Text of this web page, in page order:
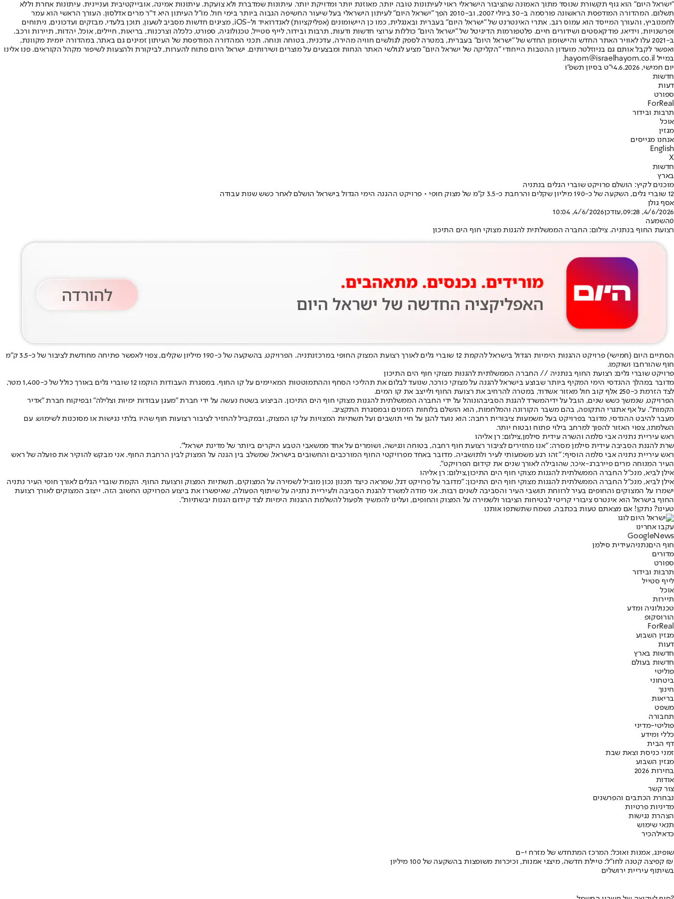
"ישראל היום" הוא גוף תקשורת שנוסד מתוך האמונה שהציבור הישראלי ראוי לעיתונות טובה יותר, מאוזנת יותר ומדויקת יותר. עיתונות שמדברת ולא צועקת. עיתונות אמינה, אובייקטיבית ועניינית. עיתונות אחרת וללא
תשלום. המהדורה המודפסת הראשונה פורסמה ב-30 ביולי 2007, וב-2010 הפך "ישראל היום" לעיתון הישראלי בעל שיעור החשיפה הגבוה ביותר בימי חול. מו"ל העיתון היא ד"ר מרים אדלסון. העורך הראשי הוא עמר
לחמנוביץ, והעורך המייסד הוא עמוס רגב. אתרי האינטרנט של "ישראל היום" בעברית ובאנגלית, כמו כן היישומונים (אפליקציות) לאנדרואיד ול-iOS, מציגים חדשות מסביב לשעון, תוכן בלעדי, מבזקים ועדכונים, ניתוחים
ופרשנויות, וידיאו, פודקאסטים ושידורים חיים. פלטפורמות הדיגיטל של "ישראל היום" כוללות ערוצי חדשות ודעות, תרבות ובידור, לייף סטייל, טכנולוגיה, ספורט, כלכלה וצרכנות, בריאות, חיילים, אוכל, יהדות, תיירות ורכב.
ב-2021 עלו לאוויר האתר החדש והיישומון החדש של "ישראל היום" בעברית, במטרה לספק לגולשים חוויה מהירה, עדכנית, בטוחה ונוחה. תכני המהדורה המודפסת של העיתון זמינים גם באתר, במהדורה יומית מקוונת,
ואפשר לקבל אותם גם בניוזלטר. מועדון ההטבות הייחודי "הקליקה של ישראל היום" מציע לגולשי האתר הנחות ומבצעים על מוצרים ושירותים. ישראל היום פתוח להערות, לביקורת ולהצעות לשיפור מקהל הקוראים. פנו אלינו
במייל hayom@israelhayom.co.il.
יום חמישי, 4.6.2026
י"ט בסיון תשפ"ו
חדשות
דעות
ספורט
ForReal
תרבות ובידור
אוכל
מגזין
אנחנו מגייסים
English
X
חדשות
בארץ
מוכנים לקיץ: הושלם פרויקט שוברי הגלים בנתניה
12 שוברי גלים, השקעה של כ-190 מיליון שקלים והרחבת כ-3.5 ק"מ של מצוק חופי • פרויקט ההגנה הימי הגדול בישראל הושלם לאחר כשש שנות עבודה
אסף גולן
4/6/2026, 09:28
,עודכן4/6/2026, 10:04
0השמעה
רצועת החוף בנתניה. צילום: החברה הממשלתית להגנות מצוקי חוף הים התיכון
הסתיים היום (חמישי) פרויקט ההגנות הימיות הגדול בישראל להקמת 12 שוברי גלים לאורך רצועת המצוק החופי במרכז נתניה
. הפרויקט, בהשקעה של כ-190 מיליון שקלים, צפוי לאפשר פתיחה מחודשת לציבור של כ-3.5 ק"מ
חוף שהורחבו ושוקמו.
פרויקט שוברי גלים: רצועת החוף בנתניה // החברה הממשלתית להגנות מצוקי חוף הים התיכון
מדובר במהלך ההנדסי הימי המקיף ביותר שבוצע בישראל להגנה על מצוקי כורכר, שנועד לבלום את תהליכי הסחף וההתמוטטות המאיימים על קו החוף. במסגרת העבודות הוקמו 12 שוברי גלים באורך כולל של כ-1,400 מטר,
לצד הזרמת כ-250 אלף קוב חול מאזור אשדוד, במטרה להרחיב את רצועת החוף ולייצב את קו המים.
הפרויקט, שנמשך כשש שנים, הובל על ידיהמשרד להגנת הסביבהונוהל על ידי החברה הממשלתית להגנות מצוקי חוף הים התיכון. הביצוע בשטח נעשה על ידי חברת "מעגן עבודות ימיות וצלילה" ובפיקוח חברת "אדיר
הקמות". על אף אתגרי התקופה, בהם משבר הקורונה והמלחמות, הוא הושלם בלוחות הזמנים ובמסגרת התקציב.
מעבר להיבט ההנדסי, מדובר בפרויקט בעל משמעות ציבורית רחבה: הוא נועד להגן על חיי תושבים ועל תשתיות המצויות על קו המצוק, ובמקביל להחזיר לציבור רצועות חוף שהיו בלתי נגישות או מסוכנות לשימוש. עם
השלמתו, צפוי האזור להפוך למרחב בילוי פתוח ובטוח יותר.
ראש עיריית נתניה אבי סלמה והשרה עידית סילמן,צילום: רן אליהו
שרת להגנת הסביבה עידית סילמן מסרה: "אנו מחזירים לציבור רצועת חוף רחבה, בטוחה ונגישה, ושומרים על אחד ממשאבי הטבע היקרים ביותר של מדינת ישראל".
ראש עיריית נתניה אבי סלמה הוסיף: "זהו רגע משמעותי לעיר ולתושביה. מדובר באחד מפרויקטי החוף המורכבים והחשובים בישראל, שמשלב בין הגנה על המצוק לבין הרחבת החוף. אני מבקש להוקיר את פועלה של ראש
העיר המנוחה מרים פיירברג-איכר, שהובילה לאורך שנים את קידום הפרויקט".
אילן לביא, מנכ"ל החברה הממשלתית להגנות מצוקי חוף הים התיכון,צילום: רן אליהו
אילן לביא, מנכ"ל החברה הממשלתית להגנות מצוקי חוף הים התיכון: "מדובר על פרויקט דגל, שמראה כיצד תכנון נכון מוביל לשמירה על המצוקים, תשתיות המצוק ורצועת החוף. הקמת שוברי הגלים לאורך חופי העיר נתניה
ישמרו על המצוקים והחופים בעיר לרווחת תושבי העיר והסביבה לשנים רבות. אני מודה למשרד להגנת הסביבה ולעיריית נתניה על שיתוף הפעולה, שאיפשרו את ביצוע הפרויקט החשוב הזה. ייצוב המצוקים לאורך רצועת
החוף בישראל הוא אינטרס ציבורי קריטי לבטיחות הציבור ולשמירה על המצוק והחופים, ועלינו להמשיך ולפעול להשלמת ההגנות הימיות לצד קידום הגנות יבשתיות".
טעינו? נתקן! אם מצאתם טעות בכתבה, נשמח שתשתפו אותנו
עקבו אחרינו
Googl eNews
חוף היםנתניהעידית סילמן
מדורים
ספורט
תרבות ובידור
לייף סטייל
אוכל
תיירות
טכנולוגיה ומדע
הורוסקופ
ForReal
מגזין השבוע
דעות
חדשות בארץ
חדשות בעולם
פוליטי
ביטחוני
חינוך
בריאות
משפט
תחבורה
פוליטי-מדיני
כללי ומידע
דף הבית
זמני כניסת וצאת שבת
מגזין השבוע
בחירות 2026
אודות
צור קשר
נבחרת הכתבים והפרשנים
מדיניות פרטיות
הצהרת נגישות
תנאי שימוש
כדאילהכיר
שופינג, אמנות ואוכל: המרכז המתחדש של מזרח י-ם
קפיצה קטנה לחו"ל: טיילת חדשה, מיצגי אמנות, וכיכרות משופצות בהשקעה של 100 מיליון ₪
בשיתוף עיריית ירושלים